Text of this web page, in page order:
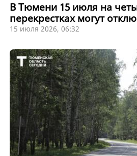
В Тюмени 15 июля на
перекрестках могут
15 июля 2026, 06:32